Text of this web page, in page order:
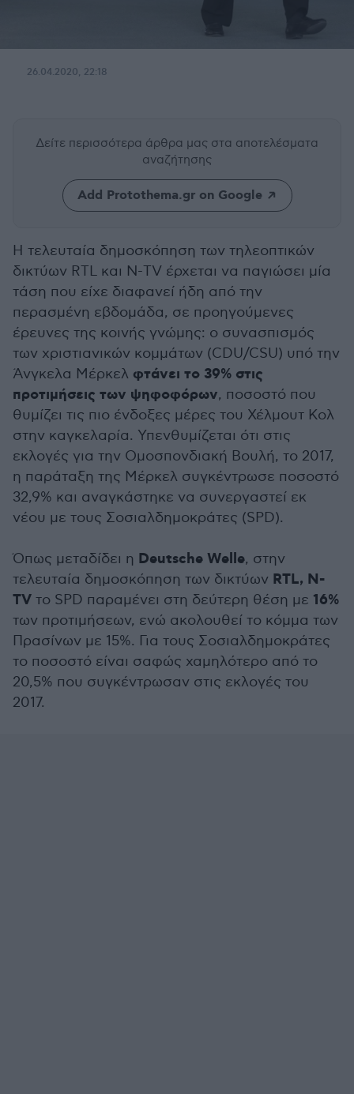
26.04.2020, 22:18
Δείτε περισσότερα άρθρα μας στα αποτελέσματα
αναζήτησης
Add Protothema.gr on Google
Η τελευταία δημοσκόπηση των τηλεοπτικών
δικτύων RTL και Ν-TV έρχεται να παγιώσει μία
τάση που είχε διαφανεί ήδη από την
περασμένη εβδομάδα, σε προηγούμενες
έρευνες της κοινής γνώμης: ο συνασπισμός
των χριστιανικών κομμάτων (CDU/CSU) υπό την
Άνγκελα Μέρκελ φτάνει το 39% στις
προτιμήσεις των ψηφοφόρων, ποσοστό που
θυμίζει τις πιο ένδοξες μέρες του Χέλμουτ Κολ
στην καγκελαρία. Υπενθυμίζεται ότι στις
εκλογές για την Ομοσπονδιακή Βουλή, το 2017,
η παράταξη της Μέρκελ συγκέντρωσε ποσοστό
32,9% και αναγκάστηκε να συνεργαστεί εκ
νέου με τους Σοσιαλδημοκράτες (SPD).
Όπως μεταδίδει η Deutsche Welle, στην
τελευταία δημοσκόπηση των δικτύων RTL, N-
TV το SPD παραμένει στη δεύτερη θέση με 16%
των προτιμήσεων, ενώ ακολουθεί το κόμμα των
Πρασίνων με 15%. Για τους Σοσιαλδημοκράτες
το ποσοστό είναι σαφώς χαμηλότερο από το
20,5% που συγκέντρωσαν στις εκλογές του
2017.